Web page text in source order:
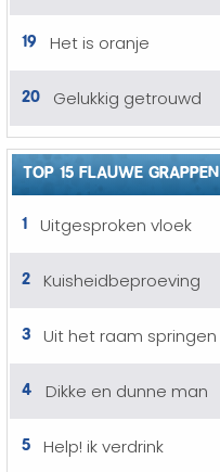
19 Het is oranje
20 Gelukkig getrouwd
TOP 15 FLAUWE GRAPPEN
1
Uitgesproken vloek
2 Kuisheidbeproeving
3 Uit het raam springen
4 Dikke en dunne man
5 Help! ik verdrink